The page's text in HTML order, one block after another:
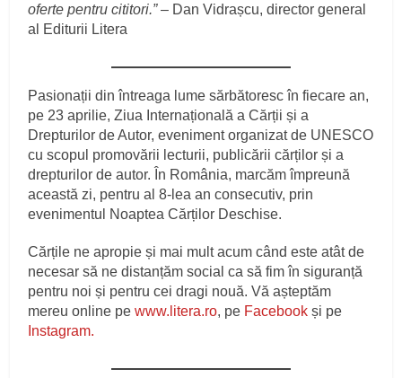
oferte pentru cititori.”– Dan Vidrașcu, director general
al Editurii Litera
Pasionații din întreaga lume sărbătoresc în fiecare an,
pe 23 aprilie, Ziua Internațională a Cărții și a
Drepturilor de Autor, eveniment organizat de UNESCO
cu scopul promovării lecturii, publicării cărților și a
drepturilor de autor. În România, marcăm împreună
această zi, pentru al 8-lea an consecutiv, prin
evenimentul Noaptea Cărților Deschise.
Cărțile ne apropie și mai mult acum când este atât de
necesar să ne distanțăm social ca să fim în siguranță
pentru noi și pentru cei dragi nouă. Vă așteptăm
mereu online pewww.litera.ro, pe Facebook și pe
Instagram.